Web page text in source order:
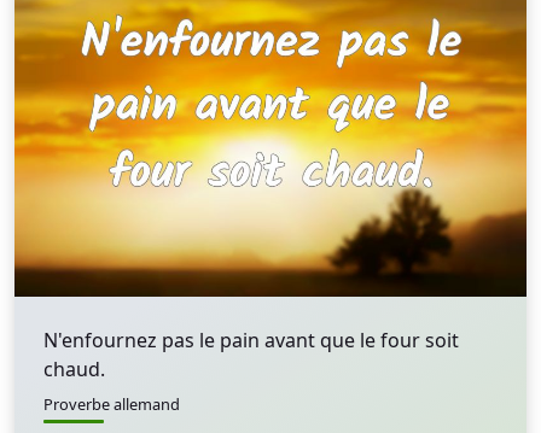
N'enfournez pas le pain avant que le four soit
chaud.
Proverbe allemand